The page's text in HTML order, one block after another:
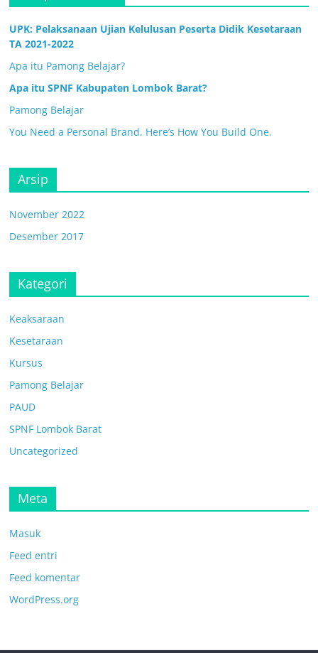
UPK: Pelaksanaan Ujian Kelulusan Peserta Didik Kesetaraan
TA 2021-2022
Apa itu Pamong Belajar?
Apa itu SPNF Kabupaten Lombok Barat?
Pamong Belajar
You Need a Personal Brand. Here’s How You Build One.
Arsip
November 2022
Desember 2017
Kategori
Keaksaraan
Kesetaraan
Kursus
Pamong Belajar
PAUD
SPNF Lombok Barat
Uncategorized
Meta
Masuk
Feed entri
Feed komentar
WordPress.org